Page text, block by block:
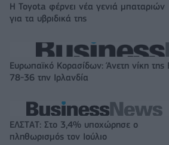
Η Toyota φέρνει νέα γενιά μπαταριών
για τα υβριδικά της
Ευρωπαϊκό Κορασίδων: Άνετη νίκη της
78-36 την Ιρλανδία
ΕΛΣΤΑΤ: Στο 3,4% υποχώρησε ο
πληθωρισμός τον Ιούλιο